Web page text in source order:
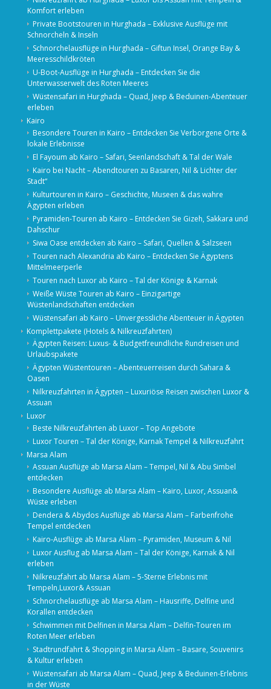
Komfort erleben
Private Bootstouren in Hurghada – Exklusive Ausflüge mit
Schnorcheln & Inseln
Schnorchelausflüge in Hurghada – Giftun Insel, Orange Bay &
Meeresschildkröten
U-Boot-Ausflüge in Hurghada – Entdecken Sie die
Unterwasserwelt des Roten Meeres
Wüstensafari in Hurghada – Quad, Jeep & Beduinen-Abenteuer
erleben
Kairo
Besondere Touren in Kairo – Entdecken Sie Verborgene Orte &
lokale Erlebnisse
El Fayoum ab Kairo – Safari, Seenlandschaft & Tal der Wale
Kairo bei Nacht – Abendtouren zu Basaren, Nil & Lichter der
Stadt“
Kulturtouren in Kairo – Geschichte, Museen & das wahre
Ägypten erleben
Pyramiden-Touren ab Kairo – Entdecken Sie Gizeh, Sakkara und
Dahschur
Siwa Oase entdecken ab Kairo – Safari, Quellen & Salzseen
Touren nach Alexandria ab Kairo – Entdecken Sie Ägyptens
Mittelmeerperle
Touren nach Luxor ab Kairo – Tal der Könige & Karnak
Weiße Wüste Touren ab Kairo – Einzigartige
Wüstenlandschaften entdecken
Wüstensafari ab Kairo – Unvergessliche Abenteuer in Ägypten
Komplettpakete (Hotels & Nilkreuzfahrten)
Ägypten Reisen: Luxus- & Budgetfreundliche Rundreisen und
Urlaubspakete
Ägypten Wüstentouren – Abenteuerreisen durch Sahara &
Oasen
Nilkreuzfahrten in Ägypten – Luxuriöse Reisen zwischen Luxor &
Assuan
Luxor
Beste Nilkreuzfahrten ab Luxor – Top Angebote
Luxor Touren – Tal der Könige, Karnak Tempel & Nilkreuzfahrt
Marsa Alam
Assuan Ausflüge ab Marsa Alam – Tempel, Nil & Abu Simbel
entdecken
Besondere Ausflüge ab Marsa Alam – Kairo, Luxor, Assuan&
Wüste erleben
Dendera & Abydos Ausflüge ab Marsa Alam – Farbenfrohe
Tempel entdecken
Kairo-Ausflüge ab Marsa Alam – Pyramiden, Museum & Nil
Luxor Ausflug ab Marsa Alam – Tal der Könige, Karnak & Nil
erleben
Nilkreuzfahrt ab Marsa Alam – 5-Sterne Erlebnis mit
Tempeln,Luxor& Assuan
Schnorchelausflüge ab Marsa Alam – Hausriffe, Delfine und
Korallen entdecken
Schwimmen mit Delfinen in Marsa Alam – Delfin-Touren im
Roten Meer erleben
Stadtrundfahrt & Shopping in Marsa Alam – Basare, Souvenirs
& Kultur erleben
Wüstensafari ab Marsa Alam – Quad, Jeep & Beduinen-Erlebnis
in der Wüste